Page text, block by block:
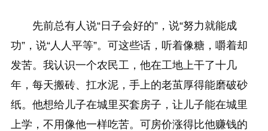
先前总有人说“日子会好的”，说“努力就能成
功”，说“人人平等”。可这些话，听着像糖，嚼着却
发苦。我认识一个农民工，他在工地上干了十几
年，每天搬砖、扛水泥，手上的老茧厚得能磨破砂
纸。他想给儿子在城里买套房子，让儿子能在城里
上学，不用像他一样吃苦。可房价涨得比他赚钱的